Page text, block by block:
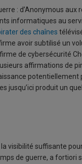
: d’Anonymous aux
informatiques au
des chaînes
avoir subtilisé un
de cybersécurité
affirmations de
potentiellement
jusqu’ici produit un
visibilité suffisante
de guerre, a fortiori